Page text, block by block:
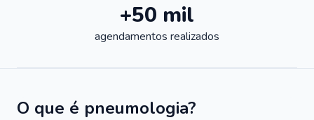
+50 mil
agendamentos realizados
O que é pneumologia?